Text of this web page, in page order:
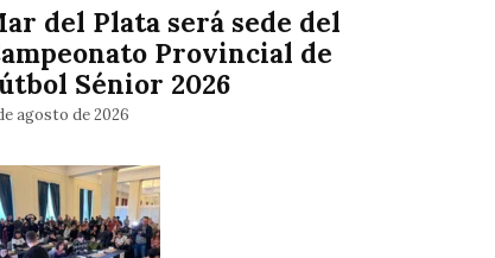
del Plata será sede del
Provincial de
Sénior 2026
agosto de 2026